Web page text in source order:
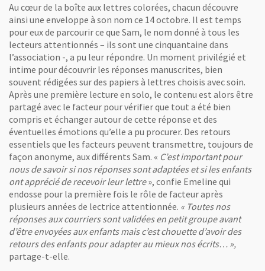
Au cœur de la boîte aux lettres colorées, chacun découvre
ainsi une enveloppe à son nom ce 14 octobre. Il est temps
pour eux de parcourir ce que Sam, le nom donné à tous les
lecteurs attentionnés – ils sont une cinquantaine dans
l’association -, a pu leur répondre. Un moment privilégié et
intime pour découvrir les réponses manuscrites, bien
souvent rédigées sur des papiers à lettres choisis avec soin.
Après une première lecture en solo, le contenu est alors être
partagé avec le facteur pour vérifier que tout a été bien
compris et échanger autour de cette réponse et des
éventuelles émotions qu’elle a pu procurer. Des retours
essentiels que les facteurs peuvent transmettre, toujours de
façon anonyme, aux différents Sam. « C’est important pour
nous de savoir si nos réponses sont adaptées et si les enfants
ont apprécié de recevoir leur lettre», confie Emeline qui
endosse pour la première fois le rôle de facteur après
plusieurs années de lectrice attentionnée. « Toutes nos
réponses aux courriers sont validées en petit groupe avant
d’être envoyées aux enfants mais c’est chouette d’avoir des
retours des enfants pour adapter au mieux nos écrits… »,
partage-t-elle.